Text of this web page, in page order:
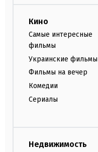
Кино
Самые интересные
фильмы
Украинские фильмы
Фильмы на вечер
Комедии
Сериалы
Недвижимость